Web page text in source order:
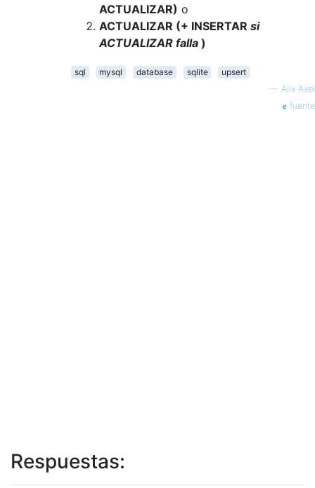
ACTUALIZAR) o
ACTUALIZAR (+ INSERTAR si
ACTUALIZAR falla )
sql mysql database sqlite
upsert
— Alix Axel
fuente
Respuestas: